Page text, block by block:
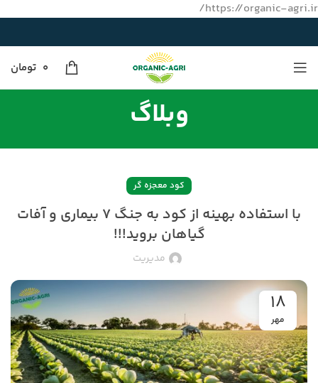
https://organic-agri.ir/
0 تومان
وبلاگ
کود معجزه گر
با استفاده بهینه از کود به جنگ ۷ بیماری و آفات
گیاهان بروید!!!
مدیریت
۱۸
مهر